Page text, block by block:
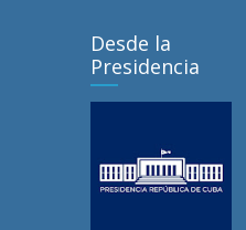
Desde la
Presidencia